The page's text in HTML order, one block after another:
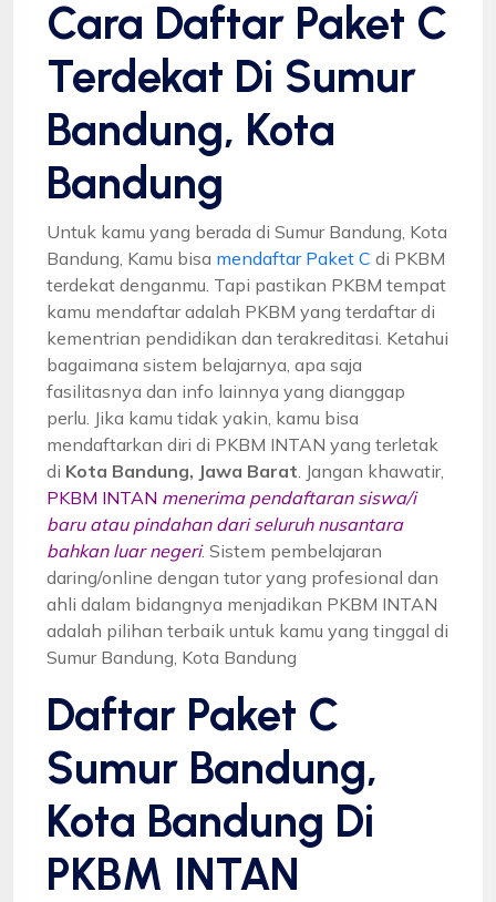
Cara Daftar Paket C
Terdekat Di Sumur
Bandung, Kota
Bandung
Untuk kamu yang berada di Sumur Bandung, Kota
Bandung, Kamu bisa mendaftar Paket C di PKBM
terdekat denganmu. Tapi pastikan PKBM tempat
kamu mendaftar adalah PKBM yang terdaftar di
kementrian pendidikan dan terakreditasi. Ketahui
bagaimana sistem belajarnya, apa saja
fasilitasnya dan info lainnya yang dianggap
perlu. Jika kamu tidak yakin, kamu bisa
mendaftarkan diri di PKBM INTAN yang terletak
di Kota Bandung, Jawa Barat . Jangan khawatir,
PKBM INTAN menerima pendaftaran siswa/i
baru atau pindahan dari seluruh nusantara
bahkan luar negeri. Sistem pembelajaran
daring/online dengan tutor yang profesional dan
ahli dalam bidangnya menjadikan PKBM INTAN
adalah pilihan terbaik untuk kamu yang tinggal di
Sumur Bandung, Kota Bandung
Daftar Paket C
Sumur Bandung,
Kota Bandung Di
PKBM INTAN